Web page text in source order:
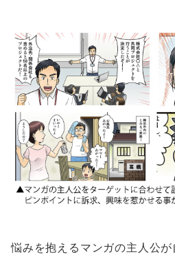
悩みを抱えるマンガの主人公